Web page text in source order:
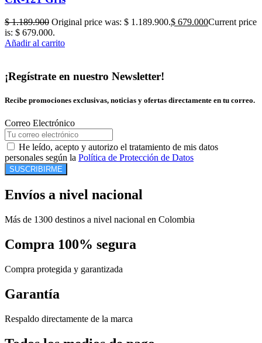
$1.189.900 Original price was: $ 1.189.900.$ 679.000Current price
is: $ 679.000.
Añadir al carrito
¡Regístrate en nuestro Newsletter!
Recibe promociones exclusivas, noticias y ofertas directamente en tu correo.
Correo Electrónico
He leído, acepto y autorizo el tratamiento de mis datos
personales según la Política de Protección de Datos
SUSCRIBIRME
Envíos a nivel nacional
Más de 1300 destinos a nivel nacional en Colombia
Compra 100% segura
Compra protegida y garantizada
Garantía
Respaldo directamente de la marca